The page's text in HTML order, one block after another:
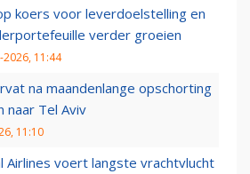
koers voor leverdoelstelling en
verder groeien
2026, 11:44
na maandenlange opschorting
naar Tel Aviv
11:10
Airlines voert langste vrachtvlucht